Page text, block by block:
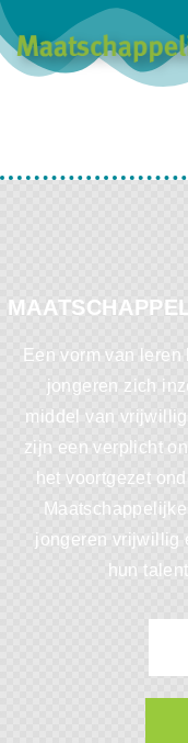
Een vorm van
jongeren zich
middel van
zijn een verplicht
het voortgezet
jongeren vrijwillig
hun